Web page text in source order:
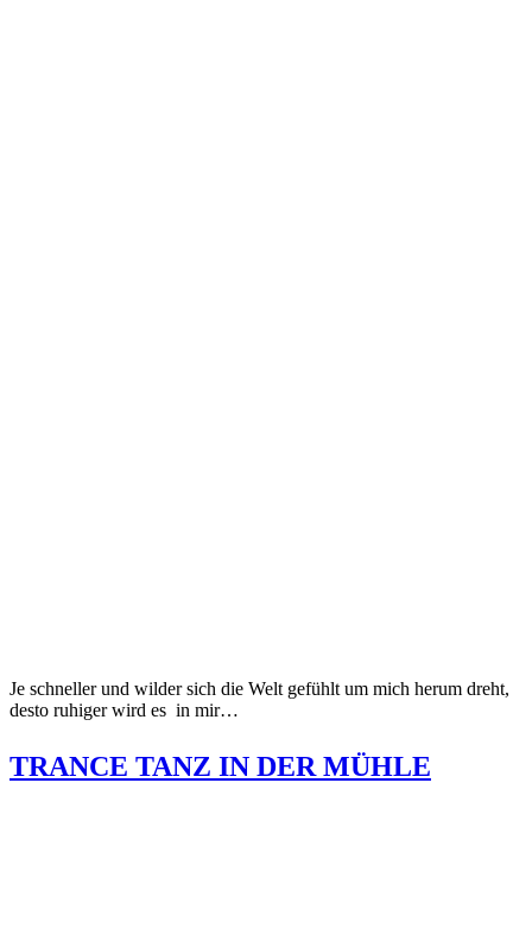
Je schneller und wilder sich die Welt gefühlt um mich herum dreht,
desto ruhiger wird es in mir…
TRANCE TANZ IN DER MÜHLE